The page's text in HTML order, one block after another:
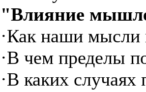
"Влияние
·Как наши мысли
·В чем пределы
·В каких